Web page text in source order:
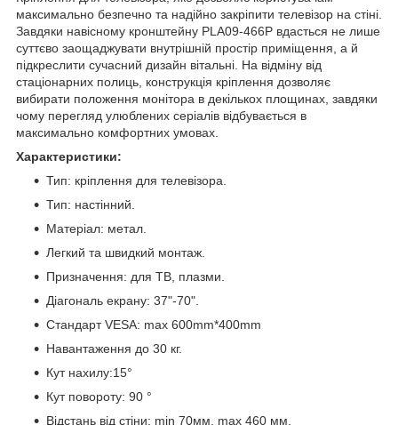
максимально безпечно та надійно закріпити телевізор на стіні.
Завдяки навісному кронштейну PLA09-466P вдасться не лише
суттєво заощаджувати внутрішній простір приміщення, а й
підкреслити сучасний дизайн вітальні. На відміну від
стаціонарних полиць, конструкція кріплення дозволяє
вибирати положення монітора в декількох площинах, завдяки
чому перегляд улюблених серіалів відбувається в
максимально комфортних умовах.
Характеристики:
Тип: кріплення для телевізора.
Тип: настінний.
Матеріал: метал.
Легкий та швидкий монтаж.
Призначення: для ТВ, плазми.
Діагональ екрану: 37"-70".
Стандарт VESA: max 600mm*400mm
Навантаження до 30 кг.
Кут нахилу:15°
Кут повороту: 90 °
Відстань від стіни: min 70мм, max 460 мм.